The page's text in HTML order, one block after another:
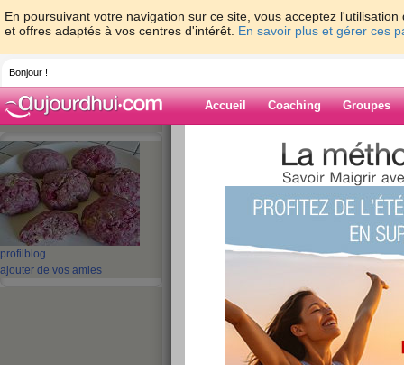
En poursuivant votre navigation sur ce site, vous acceptez
et offres adaptés à vos centres d'intérêt. En savoir plus et gérer ces
Bonjour !
Accueil Coaching Groupes
profil blog
ajouter de vos amies
> > Chir 2
Blog de
Chir 2